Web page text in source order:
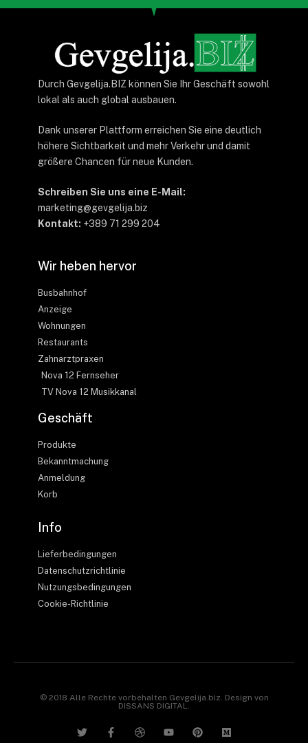
Durch Gevgelija.BIZ können Sie Ihr Geschäft sowohl
lokal als auch global ausbauen.
Dank unserer Plattform erreichen Sie eine deutlich
höhere Sichtbarkeit und mehr Verkehr und damit
größere Chancen für neue Kunden.
Schreiben Sie uns eine E-Mail:
marketing@gevgelija.biz
Kontakt: +389 71 299 204
Wir heben hervor
Busbahnhof
Anzeige
Wohnungen
Restaurants
Zahnarztpraxen
Nova 12 Fernseher
TV Nova 12 Musikkanal
Geschäft
Produkte
Bekanntmachung
Anmeldung
Korb
Info
Lieferbedingungen
Datenschutzrichtlinie
Nutzungsbedingungen
Cookie-Richtlinie
© 2018 Alle Rechte vorbehalten Gevgelija.biz. Design von
DISSANS DIGITAL.